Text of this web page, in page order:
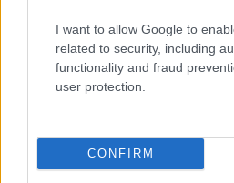
I want to allow Google to
related to security, including
functionality and fraud
user protection.
CONFIRM
Continua a leggere